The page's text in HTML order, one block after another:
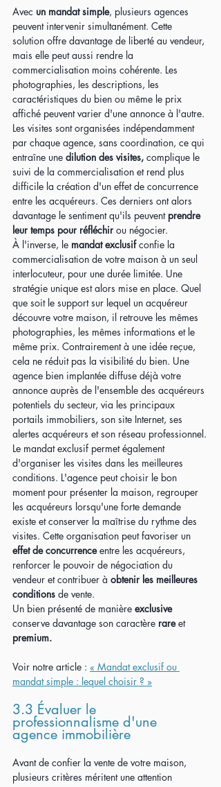
Avec un mandat simple, plusieurs agences
peuvent intervenir simultanément. Cette
solution offre davantage de liberté au vendeur,
mais elle peut aussi rendre la
commercialisation moins cohérente. Les
photographies, les descriptions, les
caractéristiques du bien ou même le prix
affiché peuvent varier d'une annonce à l'autre.
Les visites sont organisées indépendamment
par chaque agence, sans coordination, ce qui
entraîne une dilution des visites, complique le
suivi de la commercialisation et rend plus
difficile la création d'un effet de concurrence
entre les acquéreurs. Ces derniers ont alors
davantage le sentiment qu'ils peuvent prendre
leur temps pour réfléchir ou négocier.
À l'inverse, le mandat exclusif confie la
commercialisation de votre maison à un seul
interlocuteur, pour une durée limitée. Une
stratégie unique est alors mise en place. Quel
que soit le support sur lequel un acquéreur
découvre votre maison, il retrouve les mêmes
photographies, les mêmes informations et le
même prix. Contrairement à une idée reçue,
cela ne réduit pas la visibilité du bien. Une
agence bien implantée diffuse déjà votre
annonce auprès de l'ensemble des acquéreurs
potentiels du secteur, via les principaux
portails immobiliers, son site Internet, ses
alertes acquéreurs et son réseau professionnel.
Le mandat exclusif permet également
d'organiser les visites dans les meilleures
conditions. L'agence peut choisir le bon
moment pour présenter la maison, regrouper
les acquéreurs lorsqu'une forte demande
existe et conserver la maîtrise du rythme des
visites. Cette organisation peut favoriser un
effet de concurrence entre les acquéreurs,
renforcer le pouvoir de négociation du
vendeur et contribuer à obtenir les meilleures
conditions de vente.
Un bien présenté de manière exclusive
conserve davantage son caractère rare et
premium.
Voir notre article : « Mandat exclusif ou
mandat simple : lequel choisir ? »
3.3 Évaluer le
professionnalisme d'une
agence immobilière
Avant de confier la vente de votre maison,
plusieurs critères méritent une attention